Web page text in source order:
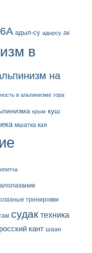
6А адыл-су адырсу ак
в
на
в альпинизме гора
крым куш
мшатка кая
тренировки
судак техника
кант шаан